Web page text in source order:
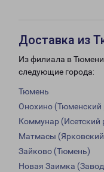
Доставка из
Из филиала в Тюмени
следующие города:
Тюмень
Онохино (Тюменский
Коммунар (Исетский
Матмасы
Зайково (Тюмень)
Новая Заимка